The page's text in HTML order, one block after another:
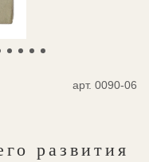
арт. 0090-06
развития